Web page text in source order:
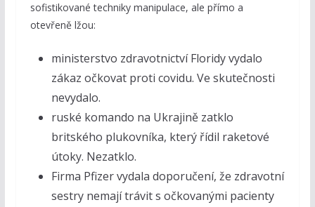
sofistikované techniky manipulace, ale přímo a
otevřeně lžou:
ministerstvo zdravotnictví Floridy vydalo
zákaz očkovat proti covidu. Ve skutečnosti
nevydalo.
ruské komando na Ukrajině zatklo
britského plukovníka, který řídil raketové
útoky. Nezatklo.
Firma Pfizer vydala doporučení, že zdravotní
sestry nemají trávit s očkovanými pacienty